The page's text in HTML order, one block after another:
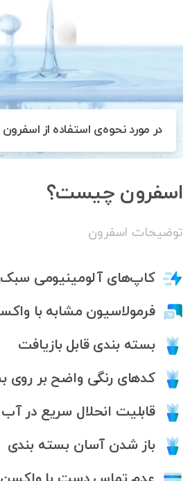
در مورد نحوه‌ی استفاده از اسفرون
اسفرون چیست؟
توضیحات اسفرون
کاپ‌های آلومینیومی
فرمولاسیون مشابه با
بسته بندی قابل بازیافت
کد‌های رنگی واضح بر روی
قابلیت انحلال سریع در آب
باز شدن آسان بسته بندی